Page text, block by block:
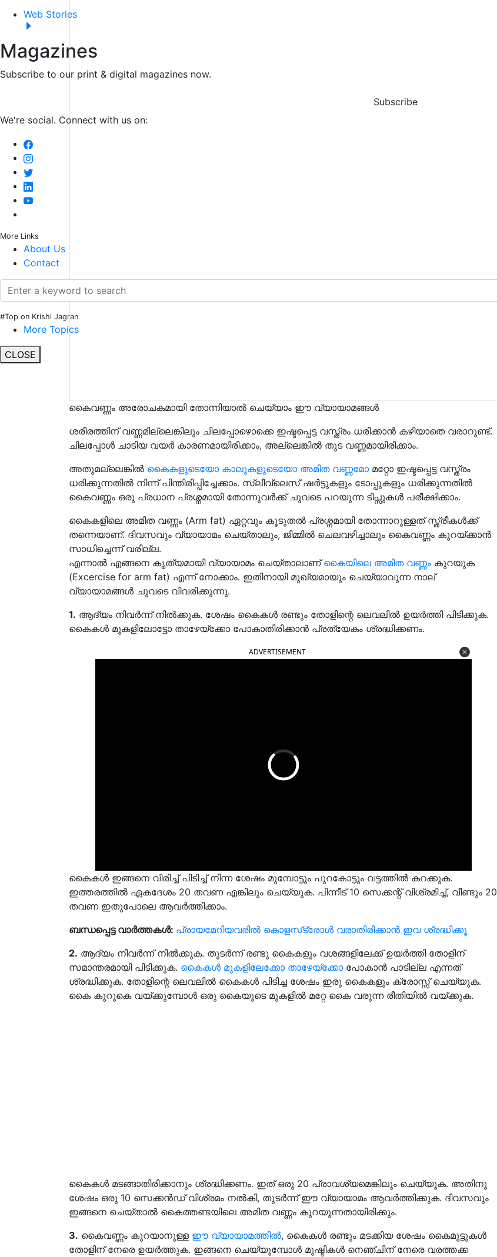
Web Stories
Magazines
Subscribe to our print & digital magazines now.
Subscribe
We're social. Connect with us on:
More Links
About Us
Contact
#Top on Krishi Jagran
More Topics
CLOSE
കൈവണ്ണം അരോചകമായി തോന്നിയാൽ ചെയ്യാം ഈ വ്യായാമങ്ങൾ
ശരീരത്തിന് വണ്ണമില്ലെങ്കിലും ചിലപ്പോഴൊക്കെ ഇഷ്ടപ്പെട്ട വസ്ത്രം ധരിക്കാൻ കഴിയാതെ വരാറുണ്ട്.
ചിലപ്പോൾ ചാടിയ വയർ കാരണമായിരിക്കാം, അല്ലെങ്കിൽ തുട വണ്ണമായിരിക്കാം.
അതുമല്ലെങ്കിൽ കൈകളുടെയോ കാലുകളുടെയോ അമിത വണ്ണമോ മറ്റോ ഇഷ്ടപ്പെട്ട വസ്ത്രം
ധരിക്കുന്നതിൽ നിന്ന് പിന്തിരിപ്പിച്ചേക്കാം. സ്ലീവ്‌ലെസ് ഷർട്ടുകളും ടോപ്പുകളും ധരിക്കുന്നതിൽ
കൈവണ്ണം ഒരു പ്രധാന പ്രശ്നമായി തോന്നുവർക്ക് ചുവടെ പറയുന്ന ടിപ്സുകൾ പരീക്ഷിക്കാം.
കൈകളിലെ അമിത വണ്ണം (Arm fat) ഏറ്റവും കൂടുതൽ പ്രശ്നമായി തോന്നാറുള്ളത് സ്ത്രീകൾക്ക്
തന്നെയാണ്. ദിവസവും വ്യായാമം ചെയ്താലും, ജിമ്മിൽ ചെലവഴിച്ചാലും കൈവണ്ണം കുറയ്ക്കാൻ
സാധിച്ചെന്ന് വരില്ല.
എന്നാൽ എങ്ങനെ കൃത്യമായി വ്യായാമം ചെയ്താലാണ്കൈയിലെ അമിത വണ്ണം കുറയുക
(Excercise for arm fat) എന്ന് നോക്കാം. ഇതിനായി മുഖ്യമായും ചെയ്യാവുന്ന നാല്
വ്യായാമങ്ങൾ ചുവടെ വിവരിക്കുന്നു.
1. ആദ്യം നിവർന്ന് നിൽക്കുക. ശേഷം കൈകൾ രണ്ടും തോളിന്റെ ലെവലിൽ ഉയർത്തി പിടിക്കുക.
കൈകൾ മുകളിലോട്ടോ താഴേയ്‌ക്കോ പോകാതിരിക്കാൻ പ്രത്യേകം ശ്രദ്ധിക്കണം.
ADVERTISEMENT
കൈകൾ ഇങ്ങനെ വിരിച്ച് പിടിച്ച് നിന്ന ശേഷം മുമ്പോട്ടും പുറകോട്ടും വട്ടത്തിൽ കറക്കുക.
ഇത്തരത്തിൽ ഏകദേശം 20 തവണ എങ്കിലും ചെയ്യുക. പിന്നീട് 10 സെക്കന്റ് വിശ്രമിച്ച്, വീണ്ടും 20
തവണ ഇതുപോലെ ആവർത്തിക്കാം.
ബന്ധപ്പെട്ട വാർത്തകൾ: പ്രായമേറിയവരിൽ കൊളസ്‌ട്രോള്‍ വരാതിരിക്കാൻ ഇവ ശ്രദ്ധിക്കൂ
2. ആദ്യം നിവർന്ന് നിൽക്കുക. തുടർന്ന് രണ്ടു കൈകളും വശങ്ങളിലേക്ക് ഉയർത്തി തോളിന്
സമാന്തരമായി പിടിക്കുക. കൈകൾ മുകളിലേക്കോ താഴേയ്‌ക്കോ പോകാൻ പാടില്ല എന്നത്
ശ്രദ്ധിക്കുക. തോളിന്റെ ലെവലിൽ കൈകൾ പിടിച്ച ശേഷം ഇരു കൈകളും ക്രോസ്സ് ചെയ്യുക.
കൈ കുറുകെ വയ്ക്കുമ്പോൾ ഒരു കൈയുടെ മുകളിൽ മറ്റേ കൈ വരുന്ന രീതിയിൽ വയ്ക്കുക.
കൈകൾ മടങ്ങാതിരിക്കാനും ശ്രദ്ധിക്കണം. ഇത് ഒരു 20 പ്രാവശ്യമെങ്കിലും ചെയ്യുക. അതിനു
ശേഷം ഒരു 10 സെക്കൻഡ് വിശ്രമം നൽകി, തുടർന്ന് ഈ വ്യായാമം ആവർത്തിക്കുക. ദിവസവും
ഇങ്ങനെ ചെയ്താൽ കൈത്തണ്ടയിലെ അമിത വണ്ണം കുറയുന്നതായിരിക്കും.
3. കൈവണ്ണം കുറയാനുള്ള ഈ വ്യായാമത്തിൽ, കൈകൾ രണ്ടും മടക്കിയ ശേഷം കൈമുട്ടുകൾ
തോളിന് നേരെ ഉയർത്തുക. ഇങ്ങനെ ചെയ്യുമ്പോൾ മുഷ്ടികൾ നെഞ്ചിന് നേരെ വരത്തക്ക